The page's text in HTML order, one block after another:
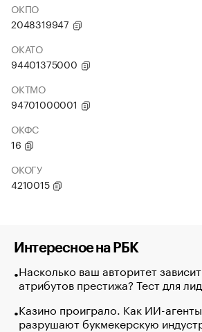
ОКПО
2048319947
ОКАТО
94401375000
ОКТМО
94701000001
ОКФС
16
ОКОГУ
4210015
Интересное на РБК
Насколько ваш авторитет
атрибутов престижа? Тест для
Казино проиграло. Как ИИ-агенты
разрушают букмекерскую